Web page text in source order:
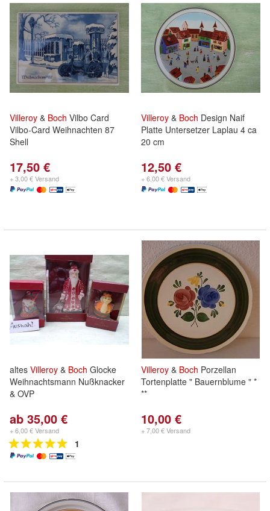
Villeroy & Boch Vilbo Card
Vilbo-Card Weihnachten 87
Shell
17,50 €
+ 3,00 € Versand
Villeroy & Boch Design Naif
Platte Untersetzer Laplau 4 ca
20 cm
12,50 €
+ 6,00 € Versand
altes Villeroy & Boch Glocke
Weihnachtsmann Nußknacker
& OVP
ab 35,00 €
+ 6,00 € Versand
1
Villeroy & Boch Porzellan
Tortenplatte " Bauernblume " *
**
10,00 €
+ 7,00 € Versand